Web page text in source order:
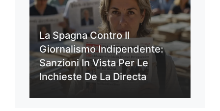
La Spagna Contro Il
Giornalismo Indipendente:
Sanzioni In Vista Per Le
Inchieste De La Directa